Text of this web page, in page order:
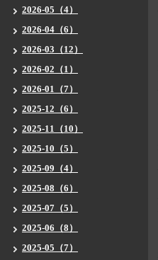
2026-05（4）
2026-04（6）
2026-03（12）
2026-02（1）
2026-01（7）
2025-12（6）
2025-11（10）
2025-10（5）
2025-09（4）
2025-08（6）
2025-07（5）
2025-06（8）
2025-05（7）